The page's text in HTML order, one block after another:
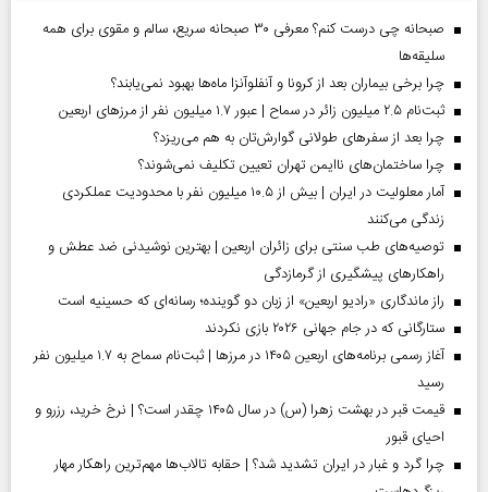
صبحانه چی درست کنم؟ معرفی ۳۰ صبحانه سریع، سالم و مقوی برای همه
سلیقه‌ها
چرا برخی بیماران بعد از کرونا و آنفلوآنزا ماه‌ها بهبود نمی‌یابند؟
ثبت‌نام ۲.۵ میلیون زائر در سماح | عبور ۱.۷ میلیون نفر از مرز‌های اربعین
چرا بعد از سفرهای طولانی گوارش‌تان به هم می‌ریزد؟
چرا ساختمان‌های ناایمن تهران تعیین تکلیف نمی‌شوند؟
آمار معلولیت در ایران | بیش از ۱۰.۵ میلیون نفر با محدودیت عملکردی
زندگی می‌کنند
توصیه‌های طب سنتی برای زائران اربعین | بهترین نوشیدنی ضد عطش و
راهکارهای پیشگیری از گرمازدگی
راز ماندگاری «رادیو اربعین» از زبان دو گوینده؛ رسانه‌ای که حسینیه است
ستارگانی که در جام جهانی ۲۰۲۶ بازی نکردند
آغاز رسمی برنامه‌های اربعین ۱۴۰۵ در مرز‌ها | ثبت‌نام سماح به ۱.۷ میلیون نفر
رسید
قیمت قبر در بهشت زهرا (س) در سال ۱۴۰۵ چقدر است؟ | نرخ خرید، رزرو و
احیای قبور
چرا گرد و غبار در ایران تشدید شد؟ | حقابه تالاب‌ها مهم‌ترین راهکار مهار